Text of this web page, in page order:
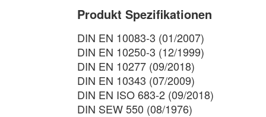
Produkt Spezifikationen
DIN EN 10083-3 (01/2007)
DIN EN 10250-3 (12/1999)
DIN EN 10277 (09/2018)
DIN EN 10343 (07/2009)
DIN EN ISO 683-2 (09/2018)
DIN SEW 550 (08/1976)